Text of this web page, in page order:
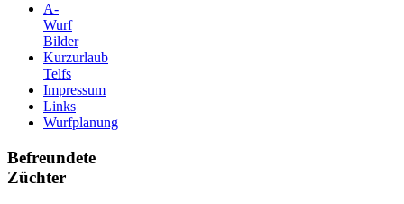
A-
Wurf
Bilder
Kurzurlaub
Telfs
Impressum
Links
Wurfplanung
Befreundete
Züchter